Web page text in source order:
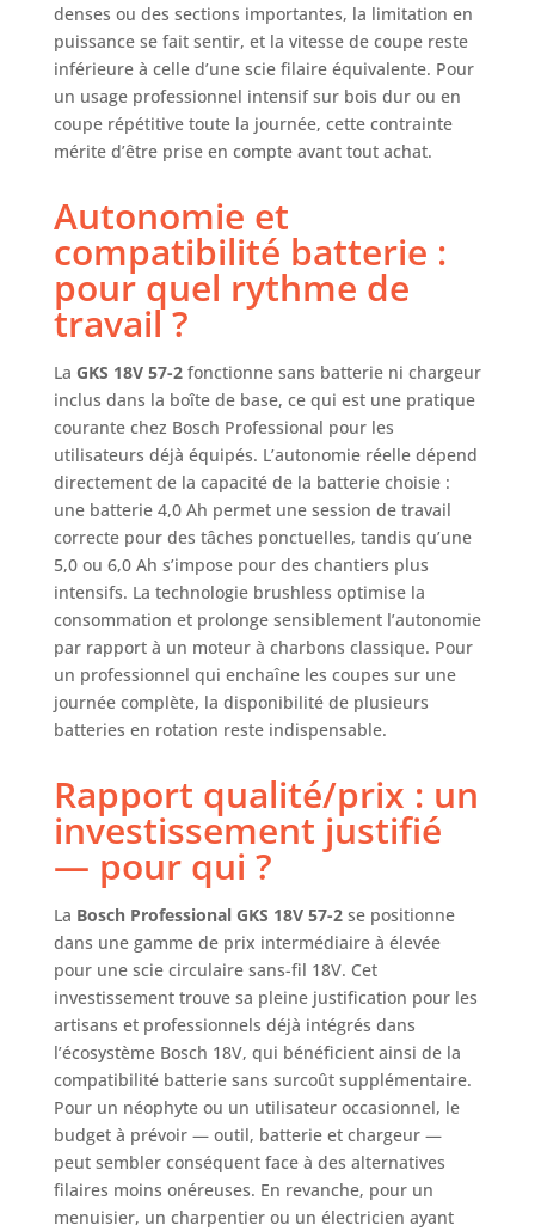
denses ou des sections importantes, la limitation en
puissance se fait sentir, et la vitesse de coupe reste
inférieure à celle d’une scie filaire équivalente. Pour
un usage professionnel intensif sur bois dur ou en
coupe répétitive toute la journée, cette contrainte
mérite d’être prise en compte avant tout achat.
Autonomie et
compatibilité batterie :
pour quel rythme de
travail ?
La GKS 18V 57-2fonctionne sans batterie ni chargeur
inclus dans la boîte de base, ce qui est une pratique
courante chez Bosch Professional pour les
utilisateurs déjà équipés. L’autonomie réelle dépend
directement de la capacité de la batterie choisie :
une batterie 4,0 Ah permet une session de travail
correcte pour des tâches ponctuelles, tandis qu’une
5,0 ou 6,0 Ah s’impose pour des chantiers plus
intensifs. La technologie brushless optimise la
consommation et prolonge sensiblement l’autonomie
par rapport à un moteur à charbons classique. Pour
un professionnel qui enchaîne les coupes sur une
journée complète, la disponibilité de plusieurs
batteries en rotation reste indispensable.
Rapport qualité/prix : un
investissement justifié
— pour qui ?
La Bosch Professional GKS 18V 57-2se positionne
dans une gamme de prix intermédiaire à élevée
pour une scie circulaire sans-fil 18V. Cet
investissement trouve sa pleine justification pour les
artisans et professionnels déjà intégrés dans
l’écosystème Bosch 18V, qui bénéficient ainsi de la
compatibilité batterie sans surcoût supplémentaire.
Pour un néophyte ou un utilisateur occasionnel, le
budget à prévoir — outil, batterie et chargeur —
peut sembler conséquent face à des alternatives
filaires moins onéreuses. En revanche, pour un
menuisier, un charpentier ou un électricien ayant